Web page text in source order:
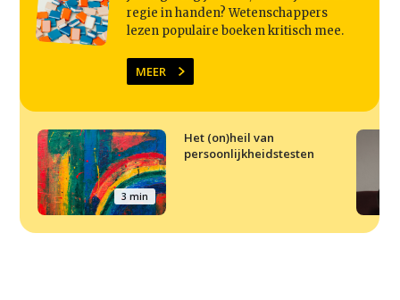
regie in handen? Wetenschappers
lezen populaire boeken kritisch mee.
MEER
3 min
Het (on)heil van
persoonlijkheidstesten